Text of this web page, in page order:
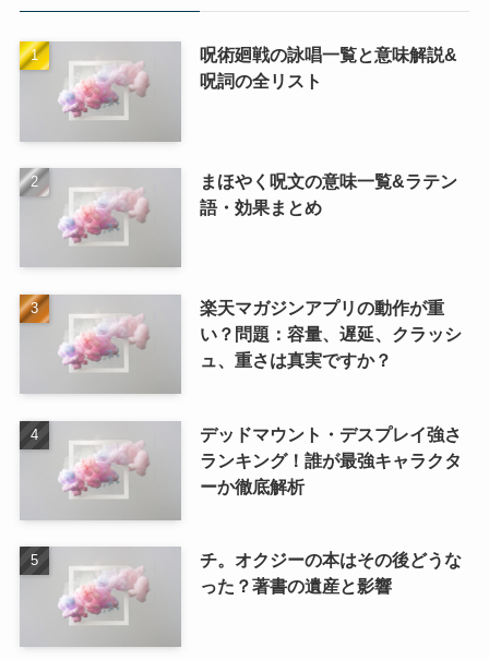
呪術廻戦の詠唱一覧と意味解説&
呪詞の全リスト
まほやく呪文の意味一覧&ラテン
語・効果まとめ
楽天マガジンアプリの動作が重
い？問題：容量、遅延、クラッシ
ュ、重さは真実ですか？
デッドマウント・デスプレイ強さ
ランキング！誰が最強キャラクタ
ーか徹底解析
チ。オクジーの本はその後どうな
った？著書の遺産と影響